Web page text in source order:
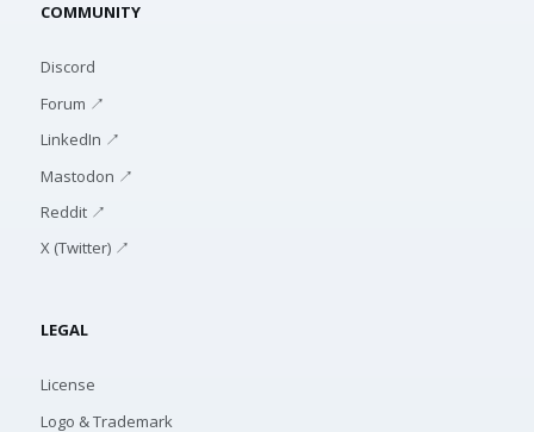
COMMUNITY
Discord
Forum ↗
LinkedIn ↗
Mastodon ↗
Reddit ↗
X (Twitter) ↗
LEGAL
License
Logo & Trademark